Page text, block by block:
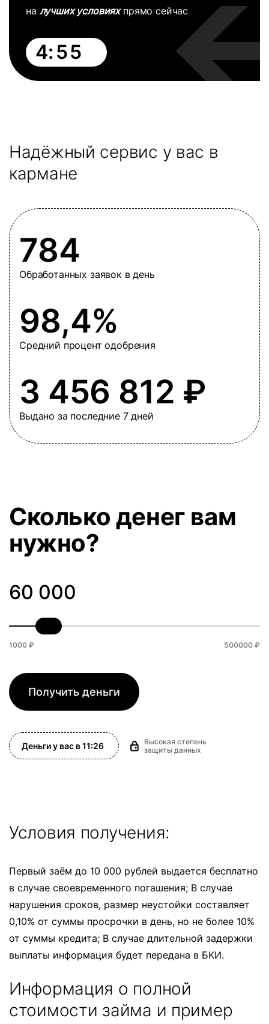
на лучших условияхпрямо сейчас
4:54
Надёжный сервис у вас в
кармане
784
Обработанных заявок в день
98,4%
Средний процент одобрения
3 456 812 ₽
Выдано за последние 7 дней
Cколько денег вам
нужно?
1000 ₽ 500000 ₽
Получить деньги
Деньги у вас в11:26
Высокая степень
защиты данных
Условия получения:
Первый заём до 10 000 рублей выдается бесплатно
в случае своевременного погашения; В случае
нарушения сроков, размер неустойки составляет
0,10% от суммы просрочки в день, но не более 10%
от суммы кредита; В случае длительной задержки
выплаты информация будет передана в БКИ.
Информация о полной
стоимости займа и пример